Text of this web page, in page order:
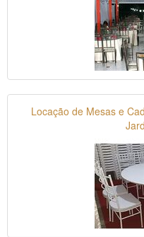
Locação de Mesas e